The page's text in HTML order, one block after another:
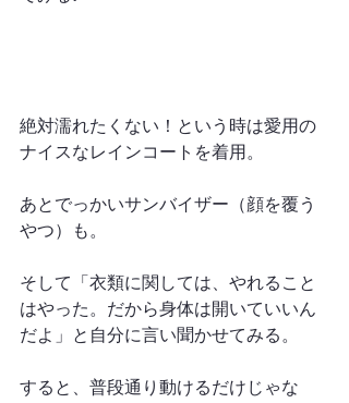
絶対濡れたくない！という時は愛用の
ナイスなレインコートを着用。
あとでっかいサンバイザー（顔を覆う
やつ）も。
そして「衣類に関しては、やれること
はやった。だから身体は開いていいん
だよ」と自分に言い聞かせてみる。
すると、普段通り動けるだけじゃな